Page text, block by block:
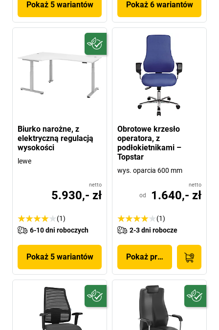
Pokaż 5 wariantów Pokaż 6 wariantów
Biurko narożne, z
elektryczną regulacją
wysokości
lewe
netto
5.930,- zł
(1)
6-10 dni roboczych
Pokaż 5 wariantów
Obrotowe krzesło
operatora, z
podłokietnikami –
Topstar
wys. oparcia 600 mm
netto
od 1.640,- zł
(1)
2-3 dni robocze
Pokaż produkt